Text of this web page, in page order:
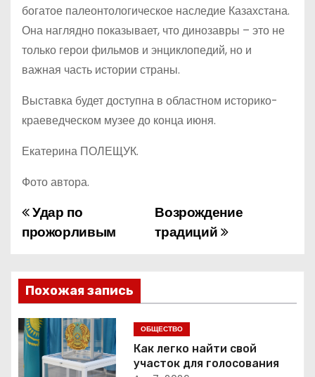
богатое палеонтологическое наследие Казахстана.
Она наглядно показывает, что динозавры – это не
только герои фильмов и энциклопедий, но и
важная часть истории страны.
Выставка будет доступна в областном историко-
краеведческом музее до конца июня.
Екатерина ПОЛЕЩУК.
Фото автора.
Н
а
в
и
г
а
Возрождение
традиций
Удар по
прожорливым
Похожая запись
ОБЩЕСТВО
Как легко найти свой
участок для голосования